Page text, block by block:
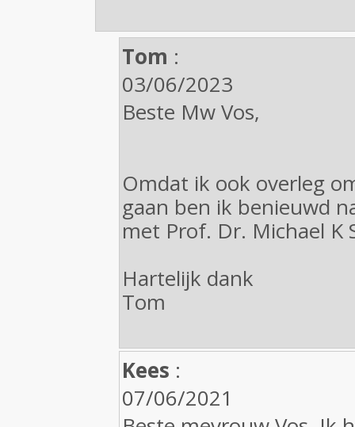
Tom :
03/06/2023
Beste Mw Vos,
Omdat ik ook overleg
gaan ben ik benieuwd
met Prof. Dr. Michael K
Hartelijk dank
Tom
Kees :
07/06/2021